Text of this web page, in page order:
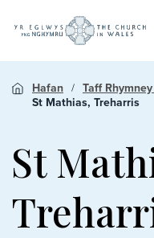
Hafan
Taff
St Mathias, Treharris
St